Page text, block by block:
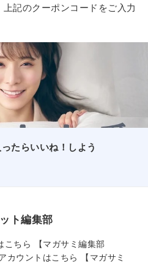
記のクーポンコードをご入力
たらいいね！しよう
ト編集部
こちら
【マガサミ編集部
カウントはこちら
【マガサミ